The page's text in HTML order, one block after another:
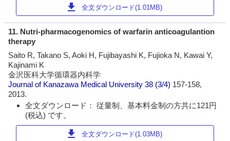
download 全文ダウンロード(1.01MB)
11. Nutri-pharmacogenomics of warfarin anticoagulantion
therapy
Saito R, Takano S, Aoki H, Fujibayashi K, Fujioka N, Kawai Y,
Kajinami K
金沢医科大学循環器内科学
Journal of Kanazawa Medical University 38 (3/4) 157-158,
2013.
全文ダウンロード： 従量制、基本料金制の方共に121円
(税込) です。
download 全文ダウンロード(1.03MB)